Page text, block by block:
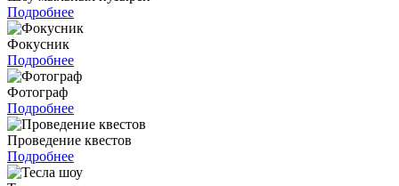
Подробнее
Фокусник
Подробнее
Фотограф
Подробнее
Проведение квестов
Подробнее